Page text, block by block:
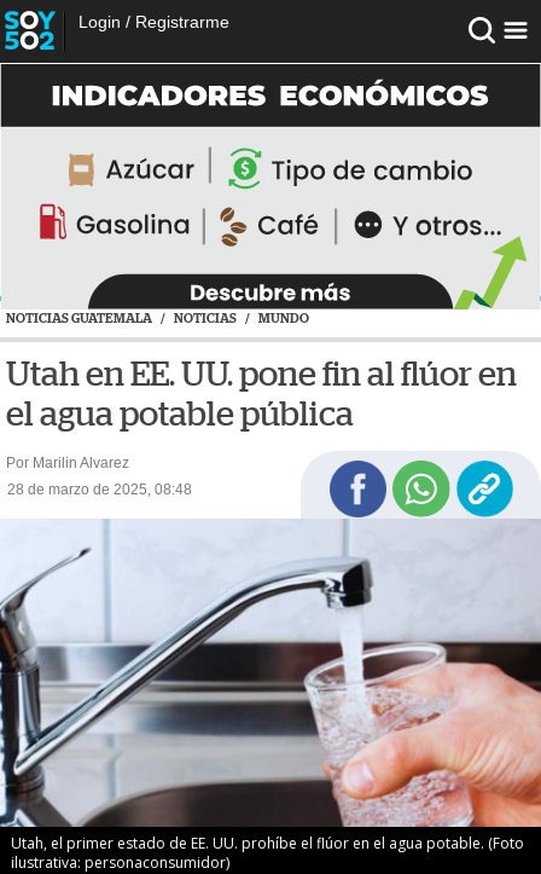
Login / Registrarme
NOTICIAS GUATEMALA / NOTICIAS / MUNDO
Utah en EE. UU. pone fin al flúor en
el agua potable pública
Por Marilin Alvarez
28 de marzo de 2025, 08:48
Utah, el primer estado de EE. UU. prohíbe el flúor en el agua potable. (Foto
ilustrativa: personaconsumidor)